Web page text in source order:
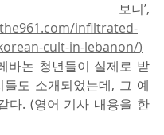
infiltrated-
cult-in-lebanon/)
바논 청년들이 실제로 받
도 소개되었는데, 그 예
다. (영어 기사 내용을 한